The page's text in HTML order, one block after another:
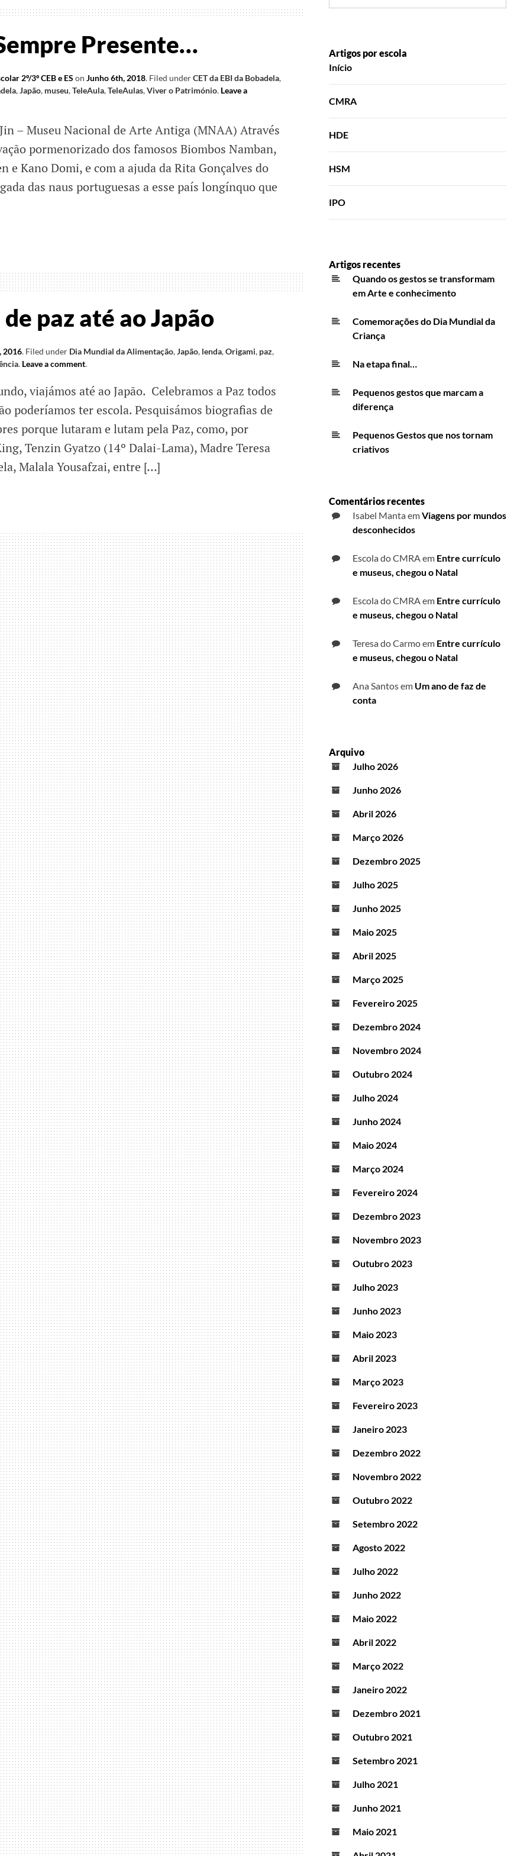
Presente…
2º/3º CEB e ES on Junho 6th, 2018. Filed underCET da EBI da Bobadela,
,Japão, museu,TeleAula,TeleAulas,Viver o Património. Leave a
– Museu Nacional de Arte Antiga (MNAA) Através
pormenorizado dos famosos Biombos Namban,
e Kano Domi, e com a ajuda da Rita Gonçalves do
das naus portuguesas a esse país longínquo que
paz até ao Japão
2016. Filed under Dia Mundial da Alimentação,Japão, lenda,Origami, paz,
. Leave a comment.
viajámos até ao Japão. Celebramos a Paz todos
poderíamos ter escola. Pesquisámos biografias de
porque lutaram e lutam pela Paz, como, por
Tenzin Gyatzo (14º Dalai-Lama), Madre Teresa
Malala Yousafzai, entre […]
Artigos por escola
Início
CMRA
HDE
HSM
IPO
Artigos recentes
Quando os gestos se transformam
em Arte e conhecimento
Comemorações do Dia Mundial da
Criança
Na etapa final…
Pequenos gestos que marcam a
diferença
Pequenos Gestos que nos tornam
criativos
Comentários recentes
Isabel MantaemViagens por mundos
desconhecidos
Escola do CMRAem Entre currículo
e museus, chegou o Natal
Escola do CMRAem Entre currículo
e museus, chegou o Natal
Teresa do Carmoem Entre currículo
e museus, chegou o Natal
Ana Santosem Um ano de faz de
conta
Arquivo
Julho 2026
Junho 2026
Abril 2026
Março 2026
Dezembro 2025
Julho 2025
Junho 2025
Maio 2025
Abril 2025
Março 2025
Fevereiro 2025
Dezembro 2024
Novembro 2024
Outubro 2024
Julho 2024
Junho 2024
Maio 2024
Março 2024
Fevereiro 2024
Dezembro 2023
Novembro 2023
Outubro 2023
Julho 2023
Junho 2023
Maio 2023
Abril 2023
Março 2023
Fevereiro 2023
Janeiro 2023
Dezembro 2022
Novembro 2022
Outubro 2022
Setembro 2022
Agosto 2022
Julho 2022
Junho 2022
Maio 2022
Abril 2022
Março 2022
Janeiro 2022
Dezembro 2021
Outubro 2021
Setembro 2021
Julho 2021
Junho 2021
Maio 2021